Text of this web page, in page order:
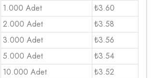
1.000 Adet
₺3.60
2.000 Adet
₺3.58
3.000 Adet
₺3.56
5.000 Adet
₺3.54
10.000 Adet
₺3.52